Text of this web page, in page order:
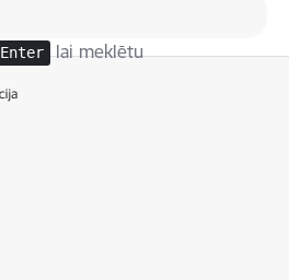
Enter lai meklētu